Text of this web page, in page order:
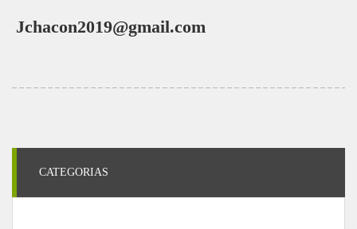
Jchacon2019@gmail.com
CATEGORIAS